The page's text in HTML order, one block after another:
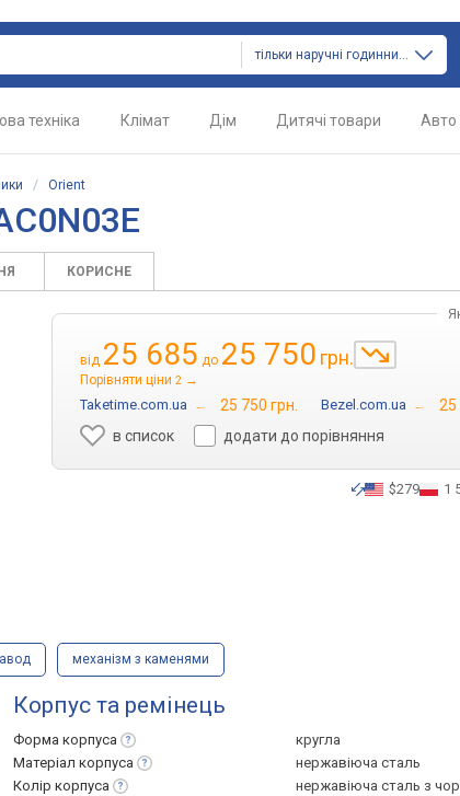
тільки наручні годинники
техніка Клімат Дім Дитячі товари Авто
/ Orient
КОРИСНЕ
від 25 685 до 25 750 грн.
Порівняти ціни 2 →
Taketime.com.ua → 25 750 грн. Bezel.com.ua →
25
в список
додати до порівняння
$279 1
механізм з каменями
Корпус та ремінець
Форма корпуса
кругла
Матеріал корпуса
нержавіюча сталь
Колір корпуса
нержавіюча сталь з